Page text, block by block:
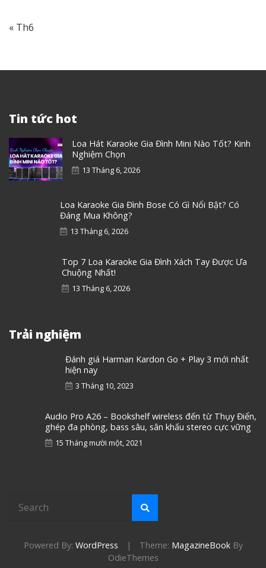
« Th6
Tin tức hot
Loa Hát Karaoke Gia Đình Mini Nào Tốt? Kinh
Nghiệm Chọn
13 Tháng 6, 2026
Loa Karaoke Gia Đình Bose Có Gì Nổi Bật? Có
Đáng Mua Không?
13 Tháng 6, 2026
Top 7 Loa Karaoke Gia Đình Xách Tay Được Ưa
Chuộng Nhất!
13 Tháng 6, 2026
Trải nghiệm
Đánh giá Harman Kardon Go + Play 3 mới nhất
hiện nay
3 Tháng 10, 2023
Audio Pro A26 – Bookshelf wireless đến từ Thụy Điển,
ghép đa phòng, bass sâu, sân khấu stereo cực vững
15 Tháng mười một, 2021
Powered By: WordPress | Theme: MagazineBookBy
OdieThemes